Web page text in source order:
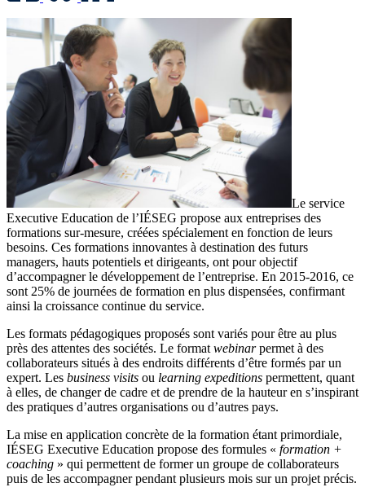
Le service
Executive Education de l’IÉSEG propose aux entreprises des
formations sur-mesure, créées spécialement en fonction de leurs
besoins. Ces formations innovantes à destination des futurs
managers, hauts potentiels et dirigeants, ont pour objectif
d’accompagner le développement de l’entreprise. En 2015-2016, ce
sont 25% de journées de formation en plus dispensées, confirmant
ainsi la croissance continue du service.
Les formats pédagogiques proposés sont variés pour être au plus
près des attentes des sociétés. Le format webinarpermet à des
collaborateurs situés à des endroits différents d’être formés par un
expert. Les business visits ou learning expeditions permettent, quant
à elles, de changer de cadre et de prendre de la hauteur en s’inspirant
des pratiques d’autres organisations ou d’autres pays.
La mise en application concrète de la formation étant primordiale,
IÉSEG Executive Education propose des formules « formation +
coaching » qui permettent de former un groupe de collaborateurs
puis de les accompagner pendant plusieurs mois sur un projet précis.